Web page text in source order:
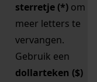
sterretje (*) om
meer letters te
vervangen.
Gebruik een
dollarteken ($)